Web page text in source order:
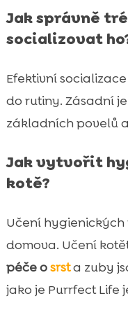
Jak správně
socializovat
Efektivní
do rutiny. Zásadní
základních povelů
Jak vytvořit
kotě?
Učení
domova. Učení
péče osrsta zuby
jako je Purrfect Life